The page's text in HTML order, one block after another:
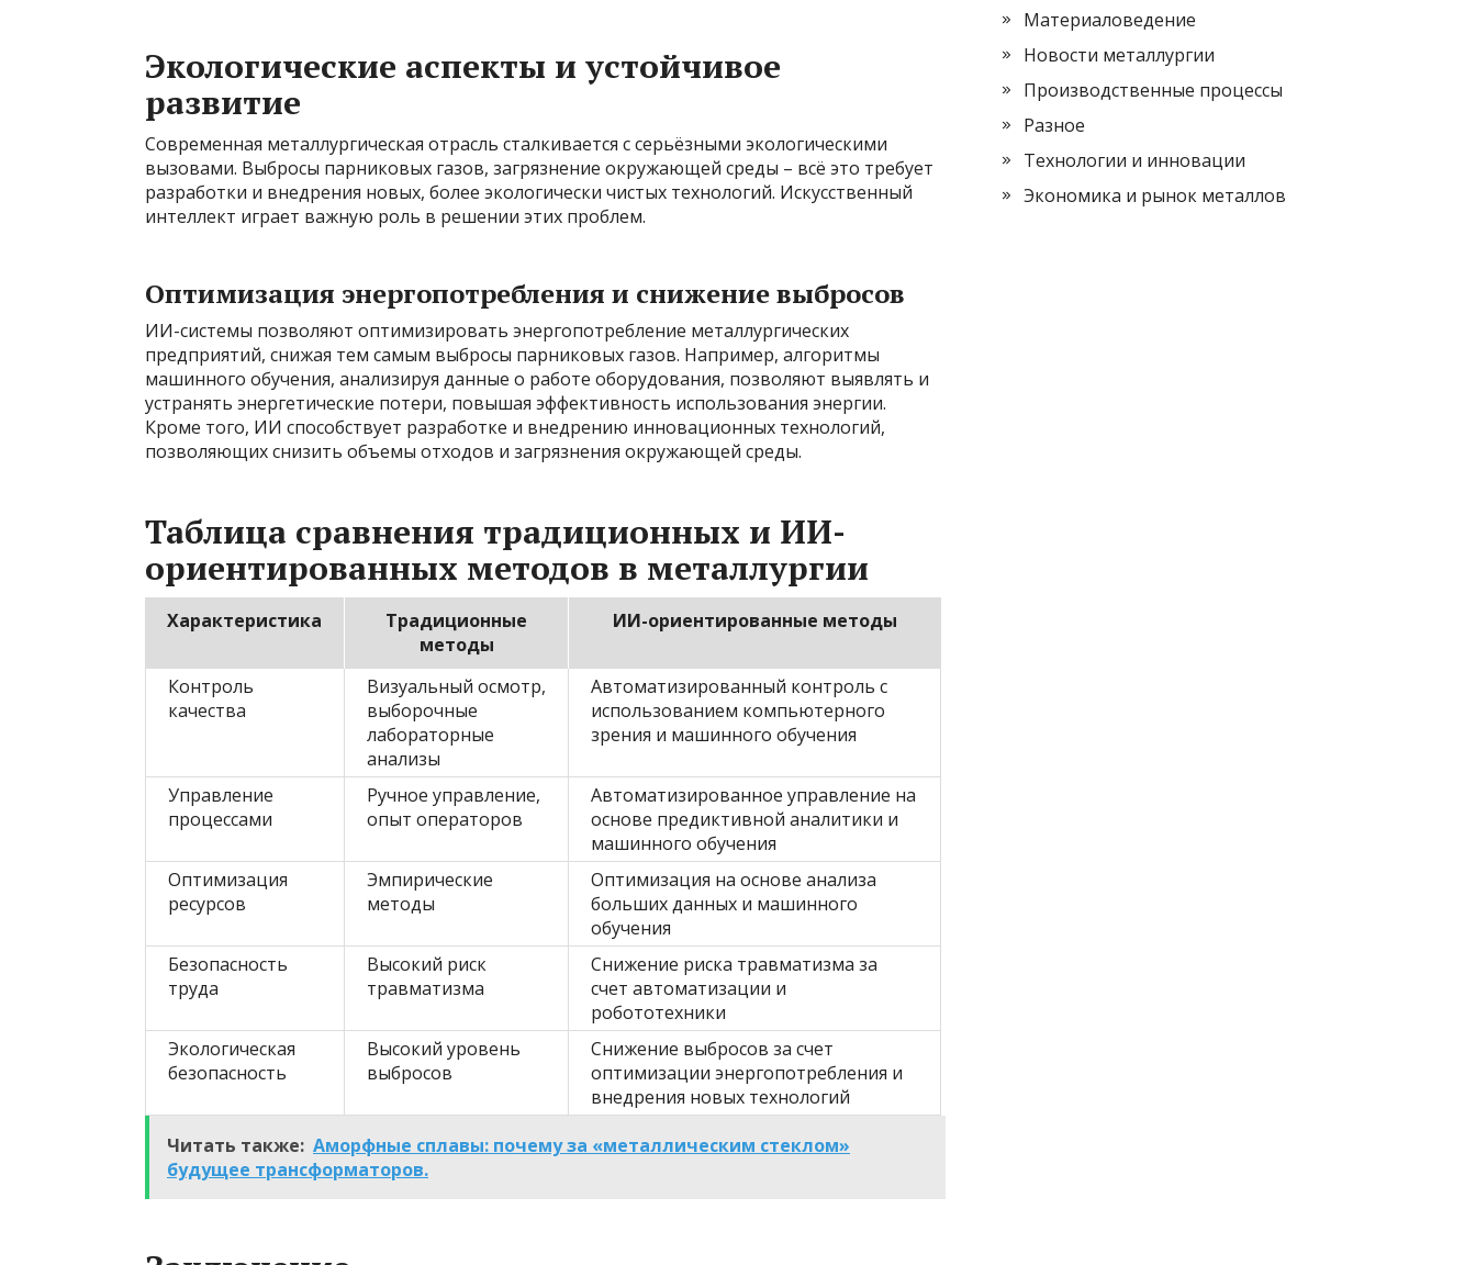
Экологические аспекты и устойчивое
развитие
Современная металлургическая отрасль сталкивается с серьёзными экологическими
вызовами. Выбросы парниковых газов, загрязнение окружающей среды – всё это требует
разработки и внедрения новых, более экологически чистых технологий. Искусственный
интеллект играет важную роль в решении этих проблем.
Оптимизация энергопотребления и снижение выбросов
ИИ-системы позволяют оптимизировать энергопотребление металлургических
предприятий, снижая тем самым выбросы парниковых газов. Например, алгоритмы
машинного обучения, анализируя данные о работе оборудования, позволяют выявлять и
устранять энергетические потери, повышая эффективность использования энергии.
Кроме того, ИИ способствует разработке и внедрению инновационных технологий,
позволяющих снизить объемы отходов и загрязнения окружающей среды.
Таблица сравнения традиционных и ИИ-
ориентированных методов в металлургии
Характеристика
Традиционные
методы
ИИ-ориентированные методы
Контроль
качества
Визуальный осмотр,
выборочные
лабораторные
анализы
Автоматизированный контроль с
использованием компьютерного
зрения и машинного обучения
Управление
процессами
Ручное управление,
опыт операторов
Автоматизированное управление на
основе предиктивной аналитики и
машинного обучения
Оптимизация
ресурсов
Эмпирические
методы
Оптимизация на основе анализа
больших данных и машинного
обучения
Безопасность
труда
Высокий риск
травматизма
Снижение риска травматизма за
счет автоматизации и
робототехники
Экологическая
безопасность
Высокий уровень
выбросов
Снижение выбросов за счет
оптимизации энергопотребления и
внедрения новых технологий
Читать также: Аморфные сплавы: почему за «металлическим стеклом»
будущее трансформаторов.
Материаловедение
Новости металлургии
Производственные процессы
Разное
Технологии и инновации
Экономика и рынок металлов